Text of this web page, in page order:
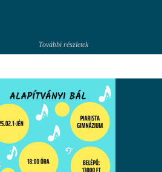
További részletek